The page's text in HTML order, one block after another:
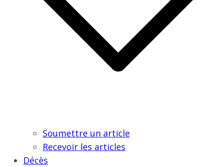
Soumettre un article
Recevoir les articles
Décès